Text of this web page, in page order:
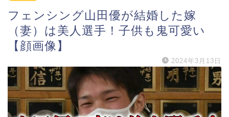
フェンシング山田優が結婚した嫁
（妻）は美人選手！子供も鬼可愛い
【顔画像】
2024年3月13日